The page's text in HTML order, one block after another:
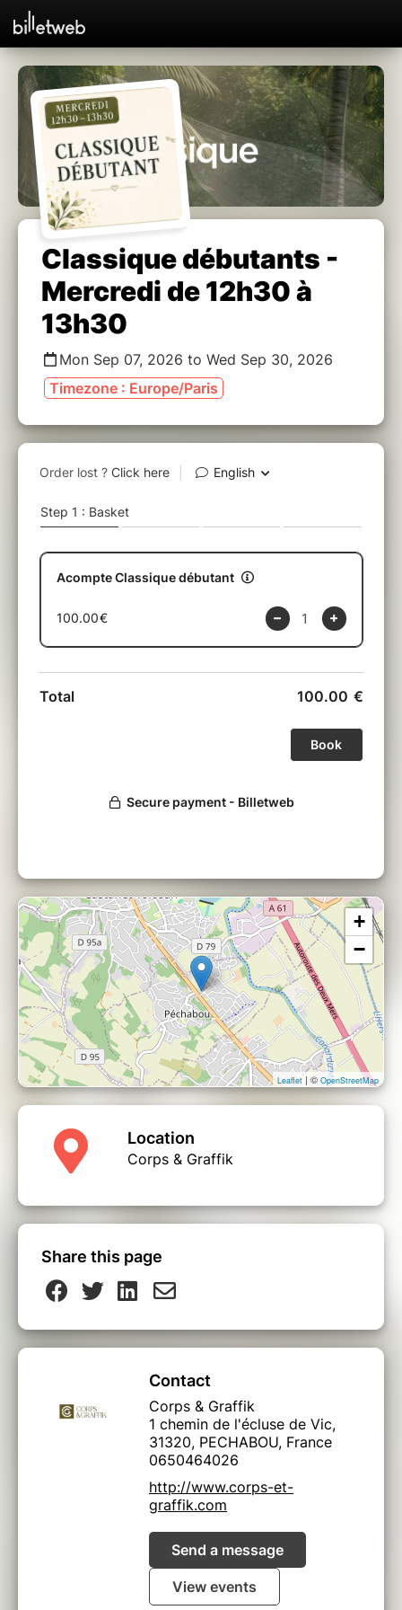
Classique débutants -
Mercredi de 12h30 à
13h30
Mon Sep 07, 2026 to Wed Sep 30, 2026
Timezone : Europe/Paris
+
−
Leaflet | © OpenStreetMap
Location
Corps & Graffik
Share this page
Contact
Corps & Graffik
1 chemin de l'écluse de Vic,
31320, PECHABOU, France
0650464026
http://www.corps-et-
graffik.com
Send a message
View events